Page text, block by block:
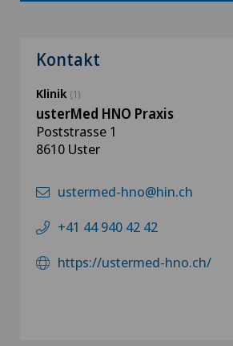
Kontakt
Klinik (1)
usterMed HNO Praxis
Poststrasse 1
8610 Uster
ustermed-hno@hin.ch
+41 44 940 42 42
https://ustermed-hno.ch/